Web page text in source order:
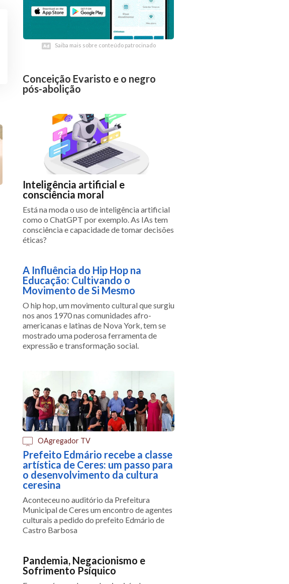
Saiba mais sobre conteúdo patrocinado
Saiba mais sobre conteúdo patrocinado
Conceição Evaristo e o negro
pós-abolição
Inteligência artificial e
consciência moral
Está na moda o uso de inteligência artificial
como o ChatGPT por exemplo. As IAs tem
consciência e capacidade de tomar decisões
éticas?
A Influência do Hip Hop na
Educação: Cultivando o
Movimento de Si Mesmo
O hip hop, um movimento cultural que surgiu
nos anos 1970 nas comunidades afro-
americanas e latinas de Nova York, tem se
mostrado uma poderosa ferramenta de
expressão e transformação social.
OAgregador TV
Prefeito Edmário recebe a classe
artística de Ceres: um passo para
o desenvolvimento da cultura
ceresina
Aconteceu no auditório da Prefeitura
Municipal de Ceres um encontro de agentes
culturais a pedido do prefeito Edmário de
Castro Barbosa
Pandemia, Negacionismo e
Sofrimento Psíquico